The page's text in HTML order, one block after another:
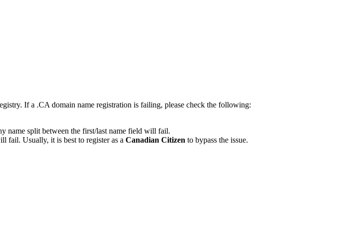
If a .CA domain name registration is failing, please check the following:
name split between the first/last name field will fail.
fail. Usually, it is best to register as a Canadian Citizen to bypass the issue.